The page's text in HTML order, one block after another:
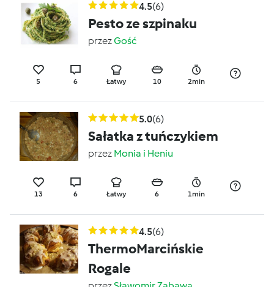
4.5(6)
Pesto ze szpinaku
przezGość
5 6 Łatwy 10 2min
5.0(6)
Sałatka z tuńczykiem
przez Monia i Heniu
13 6 Łatwy 6 1min
4.5(6)
ThermoMarcińskie
Rogale